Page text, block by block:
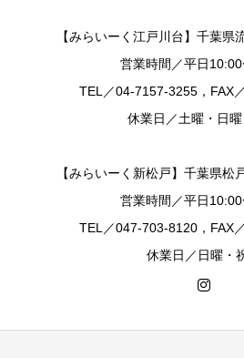
【みらいーく江戸川台】千葉県
営業時間／平日
TEL／04-7157-3255，FAX
休業日／土曜・日曜
【みらいーく新松戸】千葉県松
営業時間／平日
TEL／047-703-8120，FAX
休業日／日曜・